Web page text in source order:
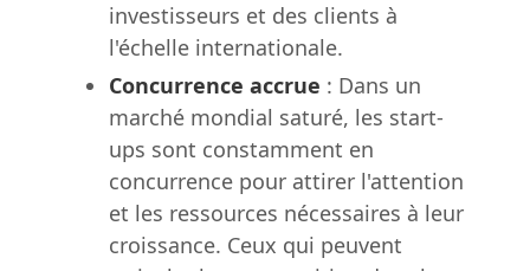
investisseurs et des clients à
l'échelle internationale.
Concurrence accrue : Dans un
marché mondial saturé, les start-
ups sont constamment en
concurrence pour attirer l'attention
et les ressources nécessaires à leur
croissance. Ceux qui peuvent